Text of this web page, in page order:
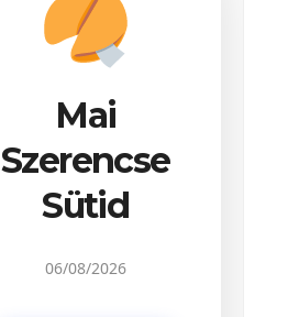
Mai
Szerencse
Sütid
06/08/2026